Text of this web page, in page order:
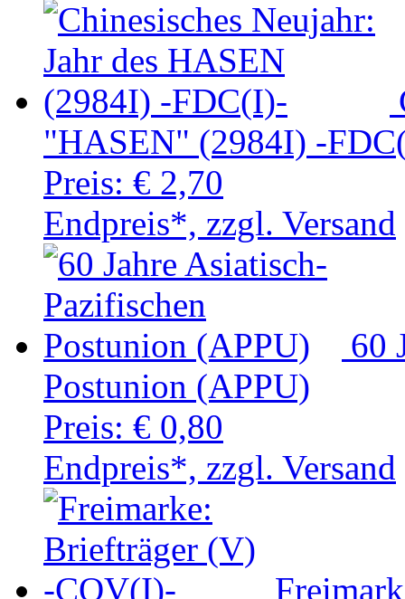
"HASEN" (2984I) -
Preis: € 2,70
Endpreis*, zzgl. Versand
60
Postunion (APPU)
Preis: € 0,80
Endpreis*, zzgl. Versand